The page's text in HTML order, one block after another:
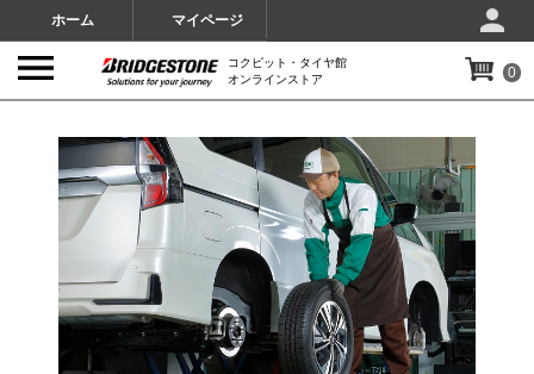
ホーム マイページ
コクピット・タイヤ館
オンラインストア
0